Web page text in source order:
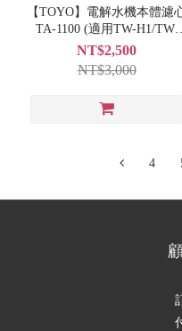
【TOYO】電解水機本體濾
TA-1100 (適用TW-H1/TW-
308)
NT$2,500
NT$3,000
4